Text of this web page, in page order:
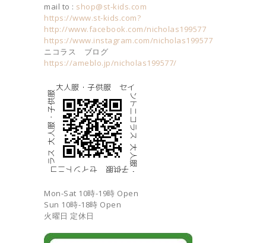
mail to : shop@st-kids.com
https://www.st-kids.com?
http://www.facebook.com/nicholas199577
https://www.instagram.com/nicholas199577
ニコラス ブログ
https://ameblo.jp/nicholas199577/
Mon-Sat 10時-19時 Open
Sun 10時-18時 Open
火曜日 定休日